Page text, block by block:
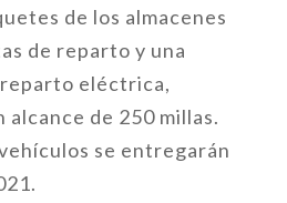
de los almacenes
de reparto y una
eléctrica,
alcance de 250 millas.
se entregarán